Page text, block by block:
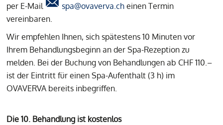
per E-Mail
spa@ovaverva.ch einen Termin
vereinbaren.
Wir empfehlen Ihnen, sich spätestens 10 Minuten vor
Ihrem Behandlungsbeginn an der Spa-Rezeption zu
melden. Bei der Buchung von Behandlungen ab CHF 110.–
ist der Eintritt für einen Spa-Aufenthalt (3 h) im
OVAVERVA bereits inbegriffen.
Die 10. Behandlung ist kostenlos